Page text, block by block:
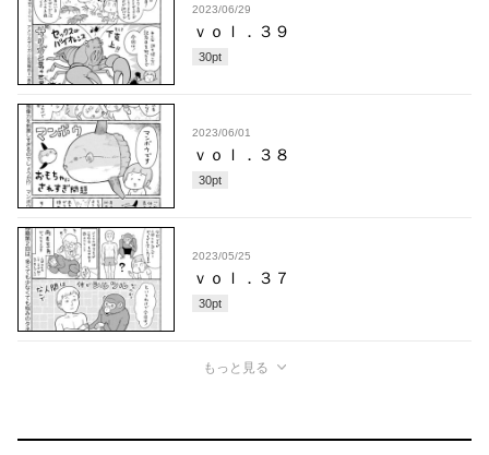
2023/06/29
ｖｏｌ．３９
30pt
2023/06/01
ｖｏｌ．３８
30pt
2023/05/25
ｖｏｌ．３７
30pt
もっと見る